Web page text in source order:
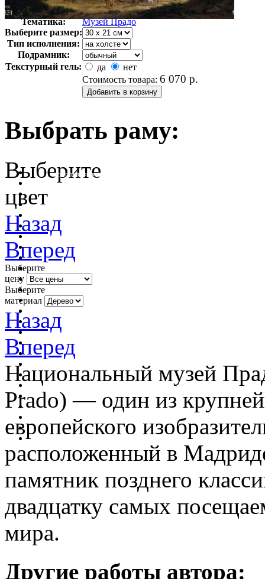
Арт-стиль
Классицизм
Тематика:
Музей Прадо
Выберите размер:
Тип исполнения:
Подрамник:
Текстурный гель:
да
нет
Стоимость товара: 6 070 р.
Выбрать раму:
очистить фильтр цвета
Выберите
цвет
Назад
Вперед
Выберите
цену
Выберите
материал
Назад
Вперед
Национальный музей
Prado) — один из
европейского
расположенный в
памятник позднего
двадцатку самых
мира.
Другие работы автора: